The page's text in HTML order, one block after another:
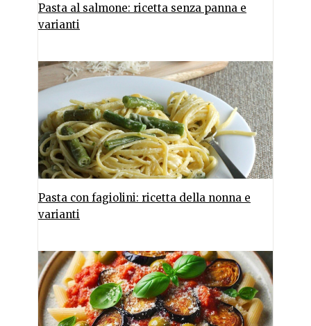
Pasta al salmone: ricetta senza panna e
varianti
Pasta con fagiolini: ricetta della nonna e
varianti